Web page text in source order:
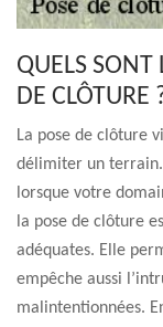
QUELS SONT
DE CLÔTURE
La pose de clôture
délimiter un terrain.
lorsque votre
la pose de clôture
adéquates. Elle
empêche aussi
malintentionnées.